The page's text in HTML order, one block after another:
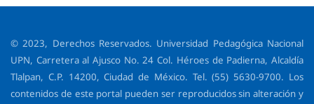
© 2023, Derechos Reservados. Universidad Pedagógica Nacional
UPN, Carretera al Ajusco No. 24 Col. Héroes de Padierna, Alcaldía
Tlalpan, C.P. 14200, Ciudad de México. Tel. (55) 5630-9700. Los
contenidos de este portal pueden ser reproducidos sin alteración y